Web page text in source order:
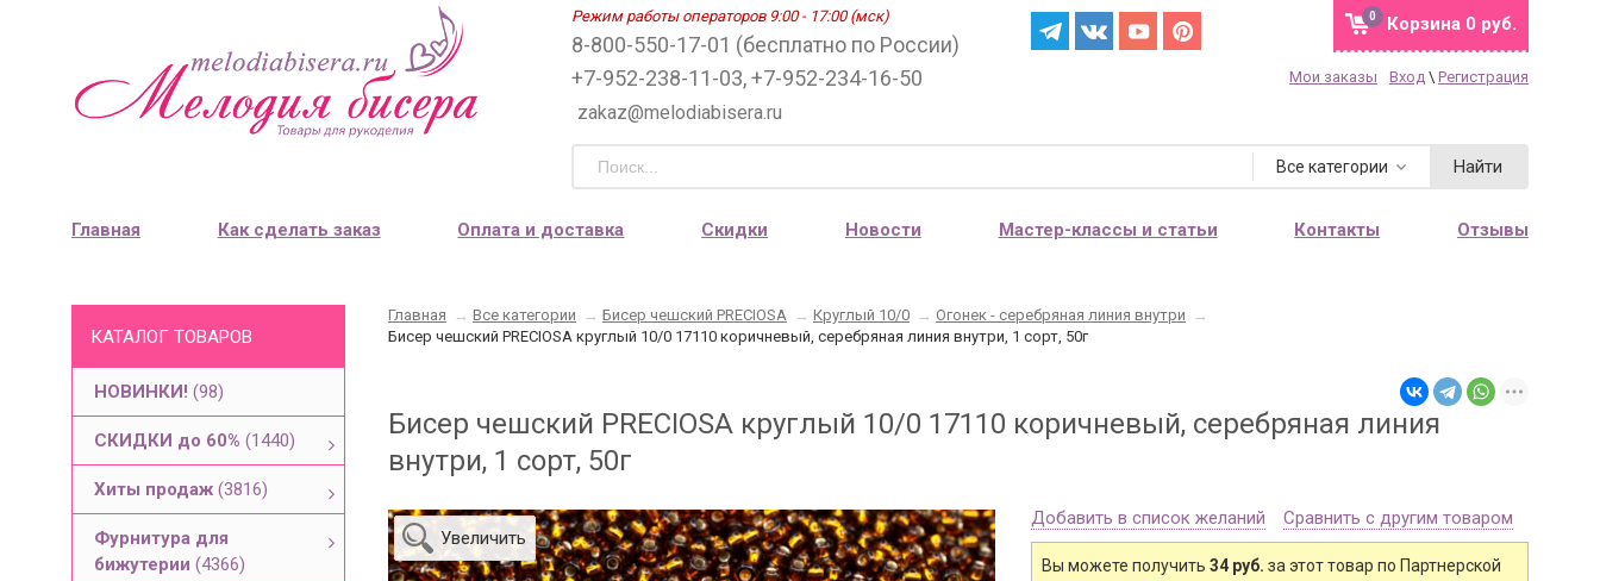
Режим работы операторов 9:00 - 17:00 (мск)
8-800-550-17-01 (бесплатно по России)
+7-952-238-11-03, +7-952-234-16-50
zakaz@melodiabisera.ru
Корзина 0 руб.
0
Мои заказы Вход \ Регистрация
Все категории Найти
Главная Как сделать заказ Оплата и доставка Скидки Новости Мастер-классы и статьи Контакты Отзывы
КАТАЛОГ ТОВАРОВ
НОВИНКИ! (98)
СКИДКИ до 60% (1440)
Хиты продаж (3816)
Фурнитура для
бижутерии (4366)
Главная → Все категории → Бисер чешский PRECIOSA → Круглый 10/0 → Огонек - серебряная линия внутри
→
Бисер чешский PRECIOSA круглый 10/0 17110 коричневый, серебряная линия внутри, 1 сорт, 50г
Бисер чешский PRECIOSA круглый 10/0 17110 коричневый, серебряная линия
внутри, 1 сорт, 50г
Увеличить
Добавить в список желаний Сравнить с другим товаром
Вы можете получить 34 руб. за этот товар по Партнерской